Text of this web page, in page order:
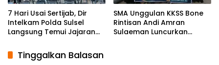
7 Hari Usai Sertijab, Dir
Intelkam Polda Sulsel
Langsung Temui Jajaran
SMA Unggulan KKSS Bone
Rintisan Andi Amran
Sulaeman Luncurkan
Tinggalkan Balasan